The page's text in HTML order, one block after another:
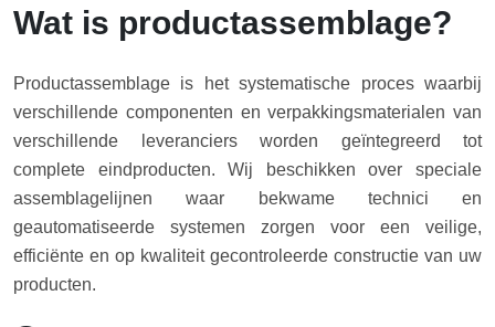
Wat is productassemblage?
Productassemblage is het systematische proces waarbij
verschillende componenten en verpakkingsmaterialen van
verschillende leveranciers worden geïntegreerd tot
complete eindproducten. Wij beschikken over speciale
assemblagelijnen waar bekwame technici en
geautomatiseerde systemen zorgen voor een veilige,
efficiënte en op kwaliteit gecontroleerde constructie van uw
producten.